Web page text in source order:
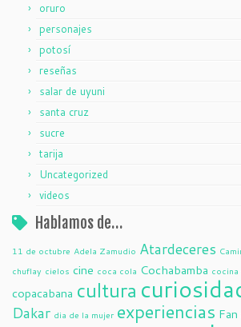
oruro
personajes
potosí
reseñas
salar de uyuni
santa cruz
sucre
tarija
Uncategorized
videos
Hablamos de…
11 de octubre Adela Zamudio Atardeceres
chuflay cielos cine coca cola Cochabamba
copacabana cultura
Dakar dia de la mujer experiencias Fan